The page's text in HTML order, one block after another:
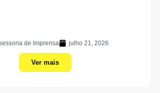
de Imprensa julho 21, 2026
Ver mais